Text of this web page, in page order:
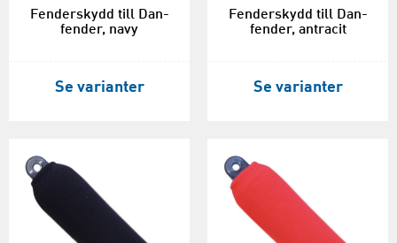
Fenderskydd till Dan-
fender, navy
Se varianter
Fenderskydd till Dan-
fender, antracit
Se varianter